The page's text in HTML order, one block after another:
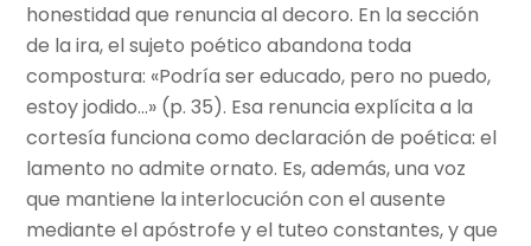
honestidad que renuncia al decoro. En la sección
de la ira, el sujeto poético abandona toda
compostura: «Podría ser educado, pero no puedo,
estoy jodido…» (p. 35). Esa renuncia explícita a la
cortesía funciona como declaración de poética: el
lamento no admite ornato. Es, además, una voz
que mantiene la interlocución con el ausente
mediante el apóstrofe y el tuteo constantes, y que